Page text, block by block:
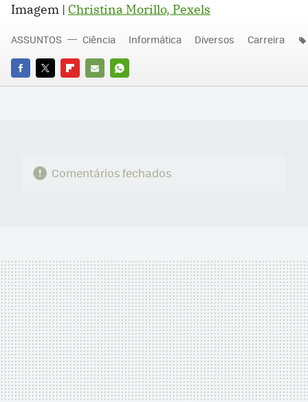
Imagem | Christina Morillo, Pexels
FACEBOOK
TWITTERFLIPBOARD
E-
WHATSAPP
ASSUNTOS Ciência Informática Diversos Carreira
Comentários fechados